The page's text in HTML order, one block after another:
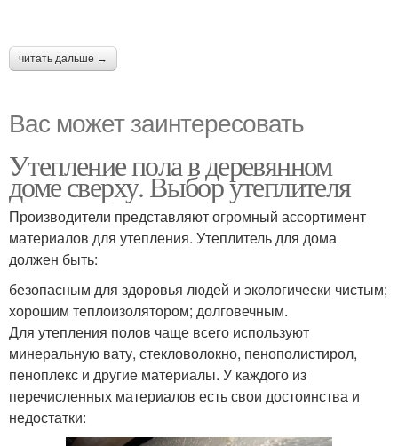
читать дальше →
Вас может заинтересовать
Утепление пола в деревянном
доме сверху. Выбор утеплителя
Производители представляют огромный ассортимент
материалов для утепления. Утеплитель для дома
должен быть:
безопасным для здоровья людей и экологически чистым;
хорошим теплоизолятором; долговечным.
Для утепления полов чаще всего используют
минеральную вату, стекловолокно, пенополистирол,
пеноплекс и другие материалы. У каждого из
перечисленных материалов есть свои достоинства и
недостатки: